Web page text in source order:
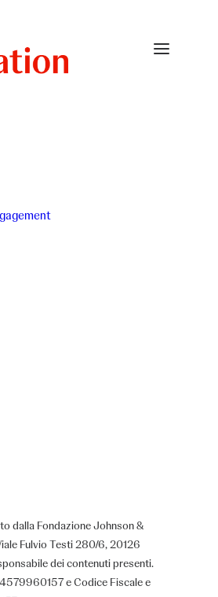
dalla Fondazione Johnson &
Fulvio Testi 280/6, 20126
dei contenuti presenti.
e Codice Fiscale e